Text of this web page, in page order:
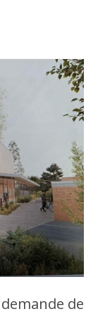
de